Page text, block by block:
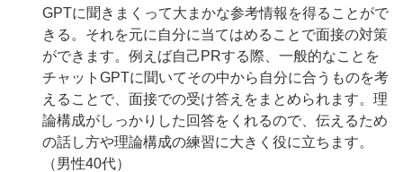
GPTに聞きまくって大まかな参考情報を得ることがで
きる。それを元に自分に当てはめることで面接の対策
ができます。例えば自己PRする際、一般的なことを
チャットGPTに聞いてその中から自分に合うものを考
えることで、面接での受け答えをまとめられます。理
論構成がしっかりした回答をくれるので、伝えるため
の話し方や理論構成の練習に大きく役に立ちます。
（男性40代）